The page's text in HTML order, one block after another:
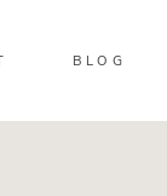
BLOG